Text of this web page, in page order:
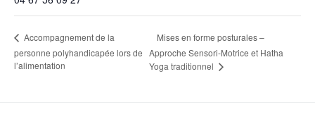
Accompagnement de la
personne polyhandicapée lors de
l’alimentation
Mises en forme posturales –
Approche Sensori-Motrice et Hatha
Yoga traditionnel